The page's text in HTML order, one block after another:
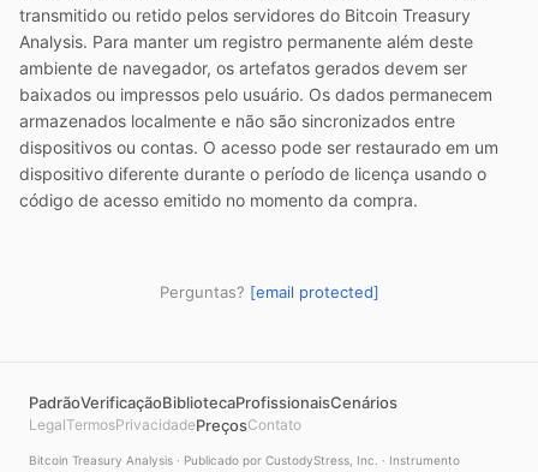
transmitido ou retido pelos servidores do Bitcoin Treasury
Analysis. Para manter um registro permanente além deste
ambiente de navegador, os artefatos gerados devem ser
baixados ou impressos pelo usuário. Os dados permanecem
armazenados localmente e não são sincronizados entre
dispositivos ou contas. O acesso pode ser restaurado em um
dispositivo diferente durante o período de licença usando o
código de acesso emitido no momento da compra.
Perguntas? [email protected]
PadrãoVerificaçãoBibliotecaProfissionaisCenários
LegalTermosPrivacidadePreçosContato
Bitcoin Treasury Analysis · Publicado por CustodyStress, Inc. · Instrumento